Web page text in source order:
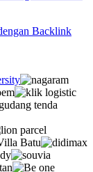
Backlink